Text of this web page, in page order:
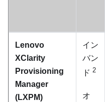
Lenovo
XClarity
Provisioning
Manager
(LXPM)
イン
バン
ド 2
オ